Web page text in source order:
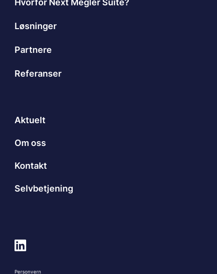
Løsninger
Partnere
Referanser
Aktuelt
Om oss
Kontakt
Selvbetjening
Personvern